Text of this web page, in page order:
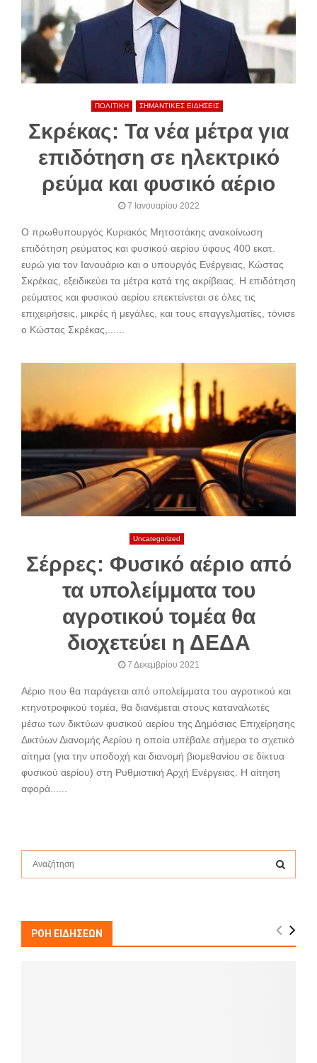
ΠΟΛΙΤΙΚΗ ΣΗΜΑΝΤΙΚΕΣ ΕΙΔΗΣΕΙΣ
Σκρέκας: Τα νέα μέτρα για
επιδότηση σε ηλεκτρικό
ρεύμα και φυσικό αέριο
7 Ιανουαρίου 2022
Ο πρωθυπουργός Κυριακός Μητσοτάκης ανακοίνωση
επιδότηση ρεύματος και φυσικού αερίου ύφους 400 εκατ.
ευρώ για τον Ιανουάριο και ο υπουργός Ενέργειας, Κώστας
Σκρέκας, εξειδικεύει τα μέτρα κατά της ακρίβειας. Η επιδότηση
ρεύματος και φυσικού αερίου επεκτείνεται σε όλες τις
επιχειρήσεις, μικρές ή μεγάλες, και τους επαγγελματίες, τόνισε
ο Κώστας Σκρέκας,......
Uncategorized
Σέρρες: Φυσικό αέριο από
τα υπολείμματα του
αγροτικού τομέα θα
διοχετεύει η ΔΕΔΑ
7 Δεκεμβρίου 2021
Αέριο που θα παράγεται από υπολείμματα του αγροτικού και
κτηνοτροφικού τομέα, θα διανέμεται στους καταναλωτές
μέσω των δικτύων φυσικού αερίου της Δημόσιας Επιχείρησης
Δικτύων Διανομής Αερίου η οποία υπέβαλε σήμερα το σχετικό
αίτημα (για την υποδοχή και διανομή βιομεθανίου σε δίκτυα
φυσικού αερίου) στη Ρυθμιστική Αρχή Ενέργειας. Η αίτηση
αφορά......
f
A
ΡΟΗ ΕΙΔΗΣΕΩΝ